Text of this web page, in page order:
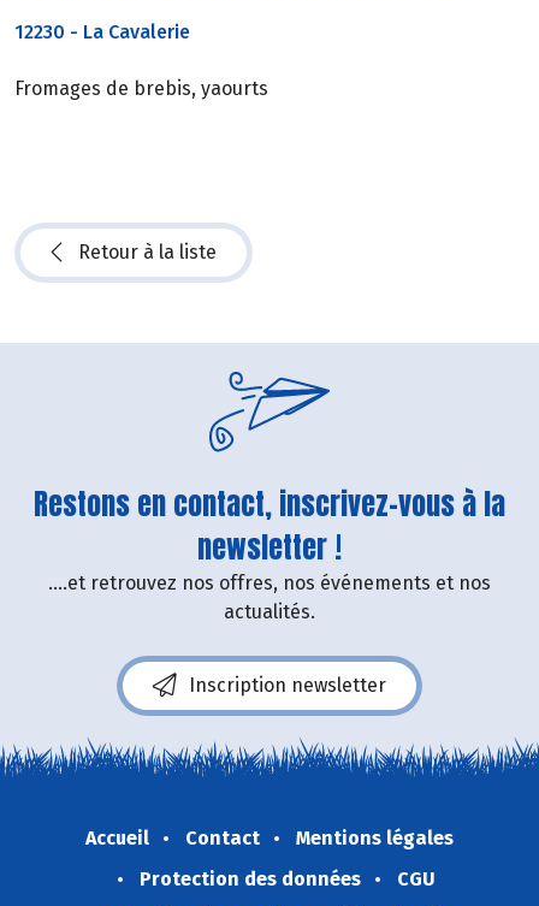
12230 - La Cavalerie
Fromages de brebis, yaourts
Retour à la liste
Restons en contact, inscrivez-vous à la
newsletter !
....et retrouvez nos offres, nos événements et nos
actualités.
Inscription newsletter
Accueil Contact
Mentions légales
Protection des données
CGU